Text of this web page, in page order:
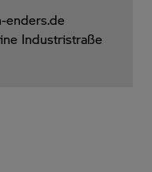
enders.de
Industristraße